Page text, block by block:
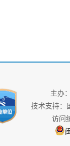
主办
技术支持：
访问